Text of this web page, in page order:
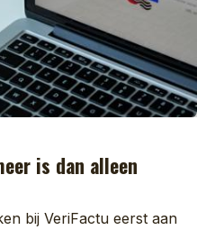
is dan alleen
bij VeriFactu eerst aan